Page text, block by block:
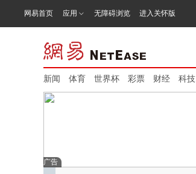
网易首页 应用 无障碍浏览 进入关怀版
新闻 体育 世界杯 彩票 财经 科技
广告